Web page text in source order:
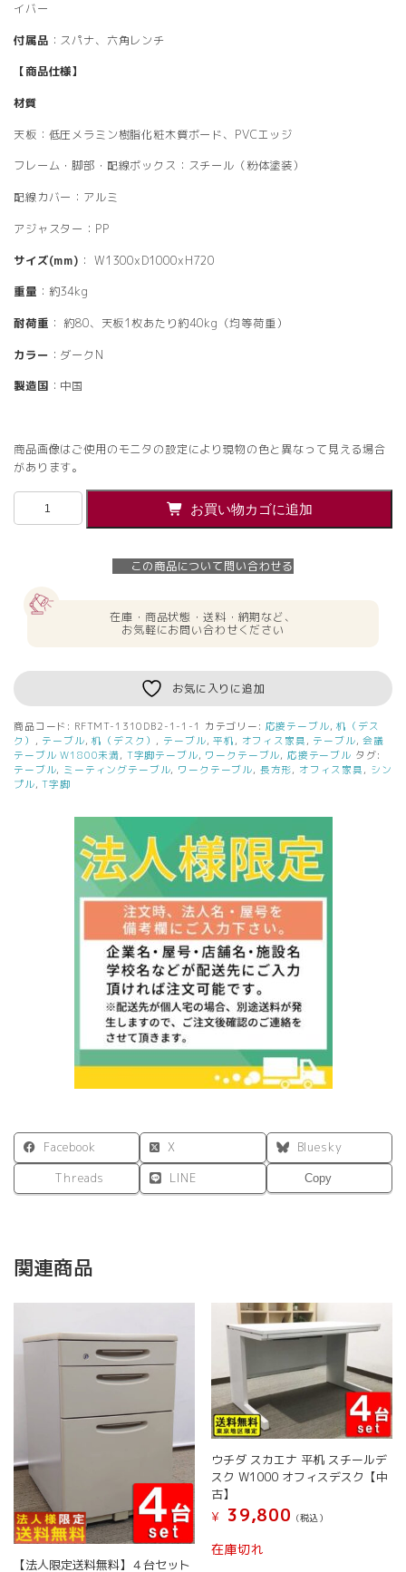
イバー
付属品 ：スパナ、六角レンチ
【商品仕様】
材質
天板：低圧メラミン樹脂化粧木質ボード、PVCエッジ
フレーム・脚部・配線ボックス：スチール（粉体塗装）
配線カバー：アルミ
アジャスター：PP
サイズ(mm) ： W1300xD1000xH720
重量 ：約34kg
耐荷重 ： 約80、天板1枚あたり約40kg（均等荷重）
カラー ：ダークN
製造国 ：中国
商品画像はご使用のモニタの設定により現物の色と異なって見える場合
があります。
【法
字
脚
会
議
テ
ー
お買い物カゴに追加
この商品について問い合わせる
在庫・商品状態・送料・納期など、
お気軽にお問い合わせください
お気に入りに追加
商品コード: RFTMT-1310DB2-1-1-1 カテゴリー: 応接テーブル,机（デス
ク） , テーブル,机（デスク） , テーブル,平机 , オフィス家具 , テーブル,会議
テーブル W1800未満, T字脚テーブル, ワークテーブル, 応接テーブル タグ:
テーブル, ミーティングテーブル, ワークテーブル, 長方形, オフィス家具 , シン
プル,T字脚
Facebook X
Bluesky
Threads
LINE Copy
関連商品
【法人限定送料無料】４台セット
ウチダ スカエナ 平机 スチールデ
スク W1000 オフィスデスク【中
古】
¥
39,800 (税込）
在庫切れ